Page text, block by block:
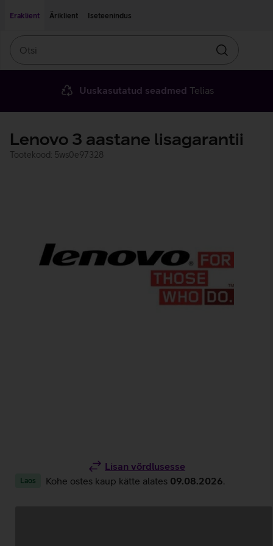
Eraklient
Äriklient Iseteenindus
Otsin
Uuskasutatud seadmed Telias
Lenovo 3 aastane lisagarantii
Tootekood: 5ws0e97328
Lisan võrdlusesse
Laos Kohe ostes kaup kätte alates 09.08.2026